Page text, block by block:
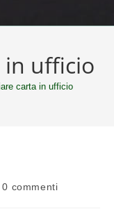
in ufficio
carta in ufficio
0 commenti